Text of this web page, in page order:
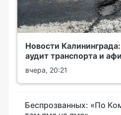
Новости
аудит транспорта и
вчера, 20:21
Беспрозванных: «По